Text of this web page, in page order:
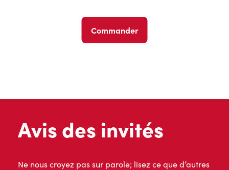
Commander
Avis des invités
Ne nous croyez pas sur parole; lisez ce que d’autres